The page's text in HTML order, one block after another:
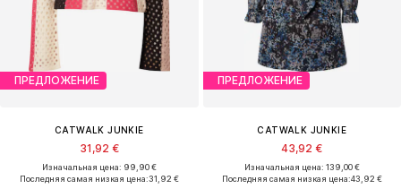
ПРЕДЛОЖЕНИЕ
CATWALK JUNKIE
31,92 €
Изначальная цена: 99,90 €
Последняя самая низкая цена:31,92 €
ПРЕДЛОЖЕНИЕ
CATWALK JUNKIE
43,92 €
Изначальная цена: 139,00 €
Последняя самая низкая цена:43,92 €